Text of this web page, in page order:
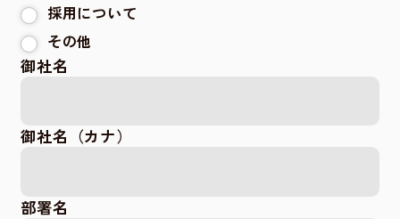
採用について
その他
御社名
御社名（カナ）
部署名